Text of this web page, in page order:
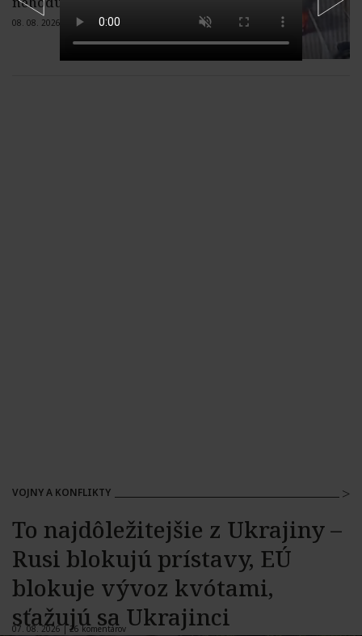
08. 08. 2026 | Žiadne komentáre
VOJNY A KONFLIKTY
To najdôležitejšie z Ukrajiny –
Rusi blokujú prístavy, EÚ
blokuje vývoz kvótami,
sťažujú sa Ukrajinci
07. 08. 2026 |26 komentárov